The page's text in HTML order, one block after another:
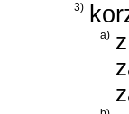
3)
a)